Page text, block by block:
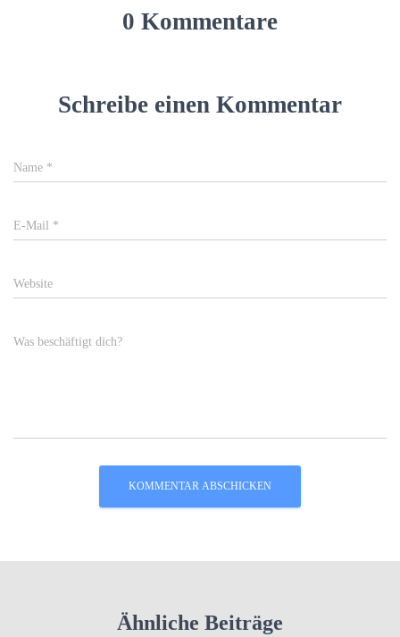
0 Kommentare
Schreibe einen Kommentar
Name *
E-Mail *
Website
Was beschäftigt dich?
Ähnliche Beiträge